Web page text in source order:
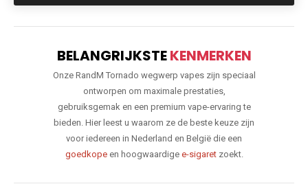
BELANGRIJKSTEKENMERKEN
Onze RandM Tornado wegwerp vapes zijn speciaal
ontworpen om maximale prestaties,
gebruiksgemak en een premium vape-ervaring te
bieden. Hier leest u waarom ze de beste keuze zijn
voor iedereen in Nederland en België die een
goedkopeen hoogwaardige e-sigaretzoekt.